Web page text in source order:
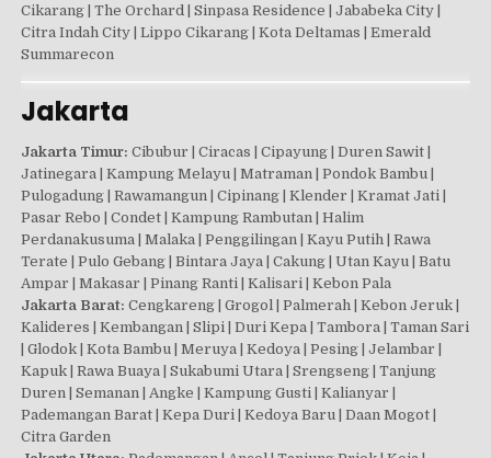
Cikarang | The Orchard | Sinpasa Residence | Jababeka City |
Citra Indah City | Lippo Cikarang | Kota Deltamas | Emerald
Summarecon
Jakarta
Jakarta Timur: Cibubur | Ciracas | Cipayung | Duren Sawit |
Jatinegara | Kampung Melayu | Matraman | Pondok Bambu |
Pulogadung | Rawamangun | Cipinang | Klender | Kramat Jati |
Pasar Rebo | Condet | Kampung Rambutan | Halim
Perdanakusuma | Malaka | Penggilingan | Kayu Putih | Rawa
Terate | Pulo Gebang | Bintara Jaya | Cakung | Utan Kayu | Batu
Ampar | Makasar | Pinang Ranti | Kalisari | Kebon Pala
Jakarta Barat: Cengkareng | Grogol | Palmerah | Kebon Jeruk |
Kalideres | Kembangan | Slipi | Duri Kepa | Tambora | Taman Sari
| Glodok | Kota Bambu | Meruya | Kedoya | Pesing | Jelambar |
Kapuk | Rawa Buaya | Sukabumi Utara | Srengseng | Tanjung
Duren | Semanan | Angke | Kampung Gusti | Kalianyar |
Pademangan Barat | Kepa Duri | Kedoya Baru | Daan Mogot |
Citra Garden